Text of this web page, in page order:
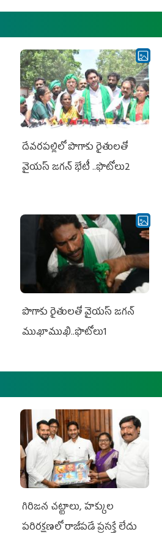
ఎమ్మెల్యేలు, ఎంపీల స‌మావేశం
దేవరపల్లిలో పొగాకు రైతులతో
వైయస్ జగన్ భేటీ ..ఫొటోలు2
పొగాకు రైతుల‌తో వైయ‌స్ జ‌గ‌న్
ముఖాముఖి..ఫొటోలు1
గిరిజన చట్టాలు, హక్కుల
పరిరక్షణలో రాజీపడే ప్రసక్తే లేదు